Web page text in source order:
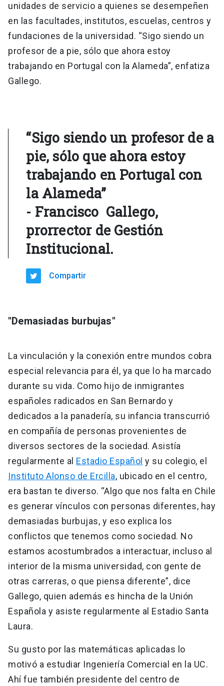
unidades de servicio a quienes se desempeñen
en las facultades, institutos, escuelas, centros y
fundaciones de la universidad. “Sigo siendo un
profesor de a pie, sólo que ahora estoy
trabajando en Portugal con la Alameda”, enfatiza
Gallego.
“Sigo siendo un profesor de a
pie, sólo que ahora estoy
trabajando en Portugal con
la Alameda”
- Francisco Gallego,
prorrector de Gestión
Institucional.
Compartir
"Demasiadas burbujas"
La vinculación y la conexión entre mundos cobra
especial relevancia para él, ya que lo ha marcado
durante su vida. Como hijo de inmigrantes
españoles radicados en San Bernardo y
dedicados a la panadería, su infancia transcurrió
en compañía de personas provenientes de
diversos sectores de la sociedad. Asistía
regularmente al Estadio Español y su colegio, el
Instituto Alonso de Ercilla, ubicado en el centro,
era bastan te diverso. “Algo que nos falta en Chile
es generar vínculos con personas diferentes, hay
demasiadas burbujas, y eso explica los
conflictos que tenemos como sociedad. No
estamos acostumbrados a interactuar, incluso al
interior de la misma universidad, con gente de
otras carreras, o que piensa diferente”, dice
Gallego, quien además es hincha de la Unión
Española y asiste regularmente al Estadio Santa
Laura.
Su gusto por las matemáticas aplicadas lo
motivó a estudiar Ingeniería Comercial en la UC.
Ahí fue también presidente del centro de